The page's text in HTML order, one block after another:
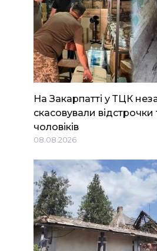
На Закарпатті у ТЦК
скасовували
чоловіків
08.08.2026